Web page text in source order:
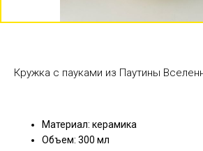
Кружка с пауками из Паутины
Материал: керамика
Объем: 300 мл